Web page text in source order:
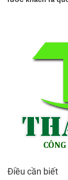
Điều cần biết